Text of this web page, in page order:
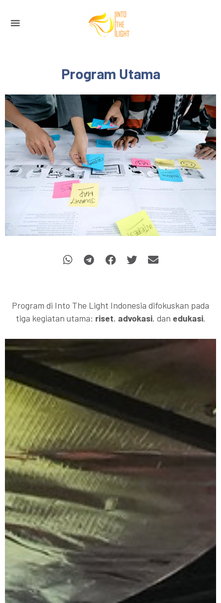
Program Utama
Program di Into The Light Indonesia difokuskan pada
tiga kegiatan utama: riset, advokasi, dan edukasi.